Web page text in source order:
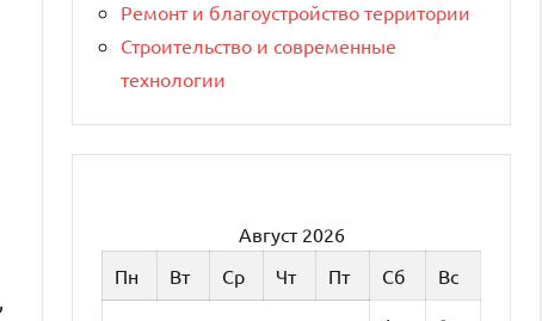
Ремонт и благоустройство территории
Строительство и современные
технологии
Август 2026
Пн
Вт Ср Чт Пт Сб Вс